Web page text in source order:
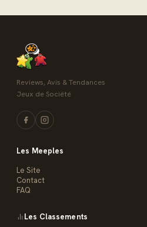
Reviews, Avis & Tendances
Jeux de Société
Les Meeples
Le Site
Contact
FAQ
Les Classements